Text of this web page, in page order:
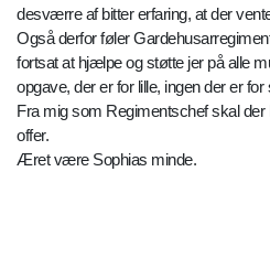
desværre af bitter erfaring, at der
Også derfor føler
fortsat at hjælpe og støtte jer på alle
opgave, der er for lille, ingen der er
Fra mig som Regimentschef skal der
offer.
Æret være Sophias minde.